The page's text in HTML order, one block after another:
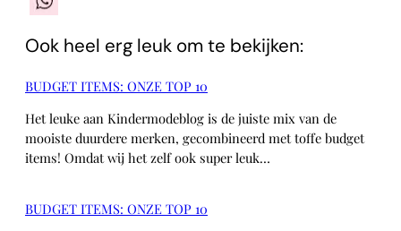
Ook heel erg leuk om te bekijken:
BUDGET ITEMS: ONZE TOP 10
Het leuke aan Kindermodeblog is de juiste mix van de
mooiste duurdere merken, gecombineerd met toffe budget
items! Omdat wij het zelf ook super leuk…
BUDGET ITEMS: ONZE TOP 10